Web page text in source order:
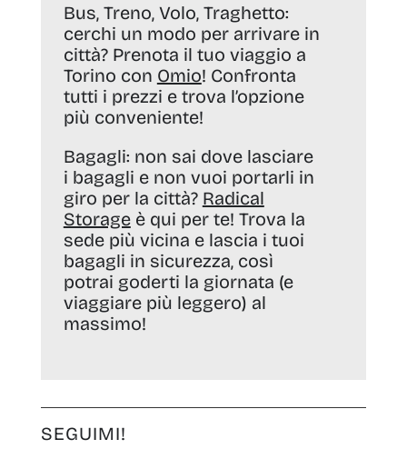
Bus, Treno, Volo, Traghetto:
cerchi un modo per arrivare in
città? Prenota il tuo viaggio a
Torino con Omio! Confronta
tutti i prezzi e trova l’opzione
più conveniente!
Bagagli: non sai dove lasciare
i bagagli e non vuoi portarli in
giro per la città? Radical
Storageè qui per te! Trova la
sede più vicina e lascia i tuoi
bagagli in sicurezza, così
potrai goderti la giornata (e
viaggiare più leggero) al
massimo!
SEGUIMI!